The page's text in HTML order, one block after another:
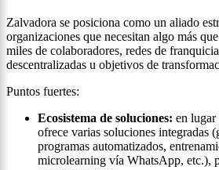
Zalvadora se posiciona como un aliado
organizaciones que necesitan algo más
miles de colaboradores, redes de
descentralizadas u objetivos de
Puntos fuertes:
Ecosistema de soluciones: en lugar
ofrece varias soluciones integradas
programas automatizados,
microlearning vía WhatsApp, etc.),